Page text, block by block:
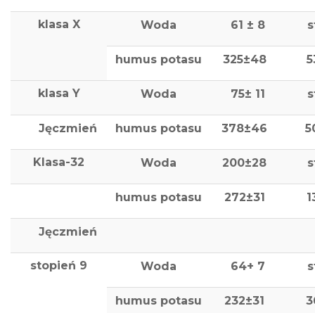
klasa X Woda 61 ± 8
humus potasu 325±48
klasa Y Woda 75± 11
Jęczmień humus potasu 378±46
Klasa-32 Woda 200±28
humus potasu 272±31
Jęczmień
stopień 9 Woda 64+ 7
humus potasu 232±31